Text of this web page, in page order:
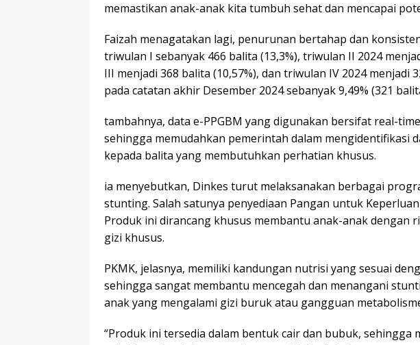
memastikan anak-anak kita tumbuh sehat dan mencapai
Faizah menagatakan lagi, penurunan bertahap dan
triwulan I sebanyak 466 balita (13,3%), triwulan II 2024
III menjadi 368 balita (10,57%), dan triwulan IV 2024 menjadi
pada catatan akhir Desember 2024 sebanyak 9,49% (321
tambahnya, data e-PPGBM yang digunakan bersifat real-
sehingga memudahkan pemerintah dalam mengidentifikasi
kepada balita yang membutuhkan perhatian khusus.
ia menyebutkan, Dinkes turut melaksanakan berbagai
stunting. Salah satunya penyediaan Pangan untuk Keperluan
Produk ini dirancang khusus membantu anak-anak dengan
gizi khusus.
PKMK, jelasnya, memiliki kandungan nutrisi yang sesuai
sehingga sangat membantu mencegah dan menangani
anak yang mengalami gizi buruk atau gangguan
“Produk ini tersedia dalam bentuk cair dan bubuk, sehingga